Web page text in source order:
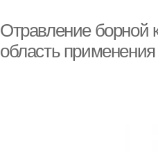
Отравление борной
область применения